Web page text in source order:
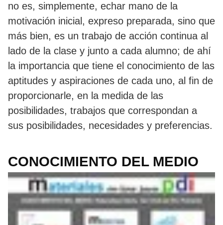
no es, simplemente, echar mano de la
motivación inicial, expreso preparada, sino que
más bien, es un trabajo de acción continua al
lado de la clase y junto a cada alumno; de ahí
la importancia que tiene el conocimiento de las
aptitudes y aspiraciones de cada uno, al fin de
proporcionarle, en la medida de las
posibilidades, trabajos que correspondan a
sus posibilidades, necesidades y preferencias.
CONOCIMIENTO DEL MEDIO